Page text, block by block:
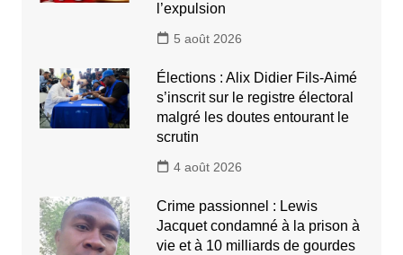
l’expulsion
5 août 2026
Élections : Alix Didier Fils-Aimé
s’inscrit sur le registre électoral
malgré les doutes entourant le
scrutin
4 août 2026
Crime passionnel : Lewis
Jacquet condamné à la prison à
vie et à 10 milliards de gourdes